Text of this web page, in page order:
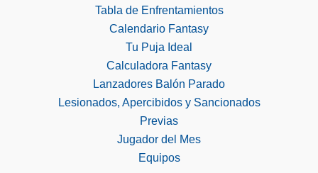
Tabla de Enfrentamientos
Calendario Fantasy
Tu Puja Ideal
Calculadora Fantasy
Lanzadores Balón Parado
Lesionados, Apercibidos y Sancionados
Previas
Jugador del Mes
Equipos